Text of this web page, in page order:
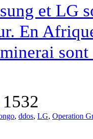
et LG
En
1532
, ddos, LG, Operation